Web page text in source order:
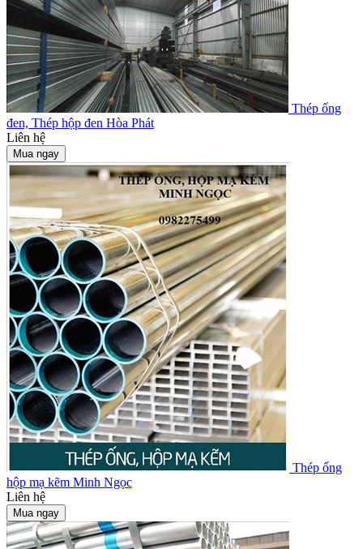
Thép ống
đen, Thép hộp đen Hòa Phát
Liên hệ
Mua ngay
Thép ống
hộp mạ kẽm Minh Ngọc
Liên hệ
Mua ngay